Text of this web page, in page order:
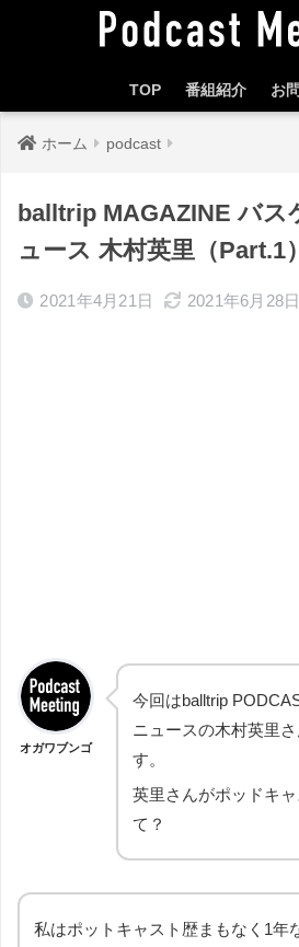
TOP 番組紹介 お
ホーム podcast
balltrip MAGAZINE バス
ュース 木村英里（Part.1）
2021年4月21日 2021年6月28日
オガワブンゴ
今回はballtrip
ニュースの木村英里
す。
英里さんがポッドキ
て？
私はポットキャスト歴まもなく1年